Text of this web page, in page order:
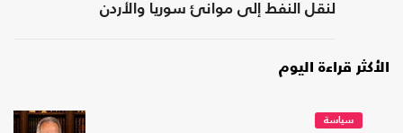
لنقل النفط إلى موانئ سوريا والأردن
الأكثر قراءة اليوم
سياسة